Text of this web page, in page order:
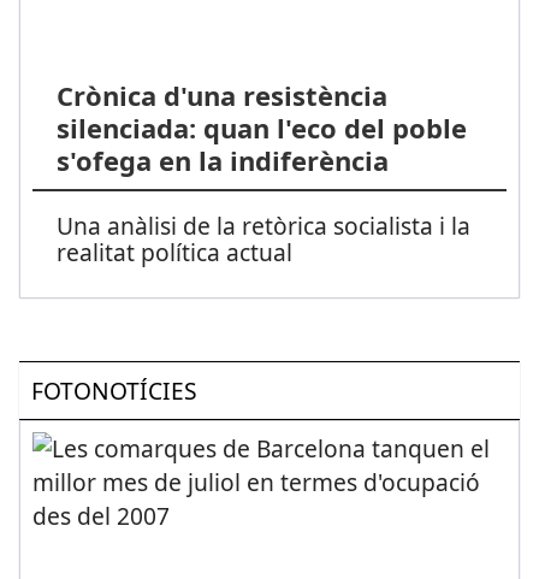
Crònica d'una resistència
silenciada: quan l'eco del poble
s'ofega en la indiferència
Una anàlisi de la retòrica socialista i la
realitat política actual
FOTONOTÍCIES